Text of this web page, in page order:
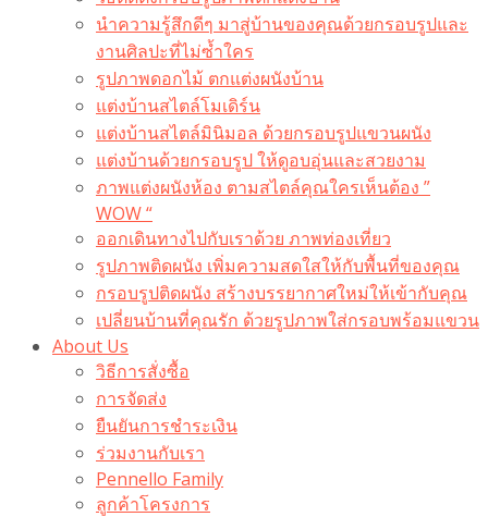
นำความรู้สึกดีๆ มาสู่บ้านของคุณด้วยกรอบรูปและ
งานศิลปะที่ไม่ซ้ำใคร
รูปภาพดอกไม้ ตกแต่งผนังบ้าน
แต่งบ้านสไตล์โมเดิร์น
แต่งบ้านสไตล์มินิมอล ด้วยกรอบรูปแขวนผนัง
แต่งบ้านด้วยกรอบรูป ให้ดูอบอุ่นและสวยงาม
ภาพแต่งผนังห้อง ตามสไตล์คุณใครเห็นต้อง ”
WOW “
ออกเดินทางไปกับเราด้วย ภาพท่องเที่ยว
รูปภาพติดผนัง เพิ่มความสดใสให้กับพื้นที่ของคุณ
กรอบรูปติดผนัง สร้างบรรยากาศใหม่ให้เข้ากับคุณ
เปลี่ยนบ้านที่คุณรัก ด้วยรูปภาพใส่กรอบพร้อมแขวน​
About Us
วิธีการสั่งซื้อ
การจัดส่ง
ยืนยันการชำระเงิน
ร่วมงานกับเรา
Pennello Family
ลูกค้าโครงการ